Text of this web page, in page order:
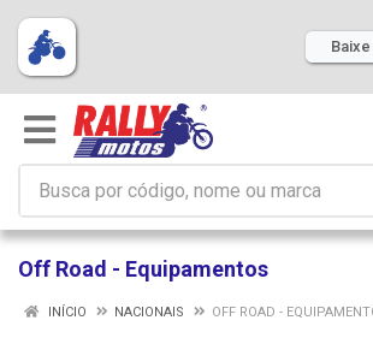
Off Road - Equipamentos
INÍCIO NACIONAIS OFF ROAD -